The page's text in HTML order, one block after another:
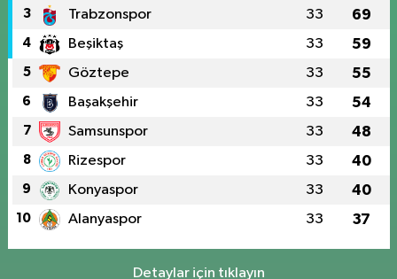
3 Trabzonspor 33 69
4 Beşiktaş 33 59
5 Göztepe 33 55
6 Başakşehir 33 54
7 Samsunspor 33 48
8 Rizespor 33 40
9 Konyaspor 33 40
10 Alanyaspor 33 37
Detaylar için tıklayın